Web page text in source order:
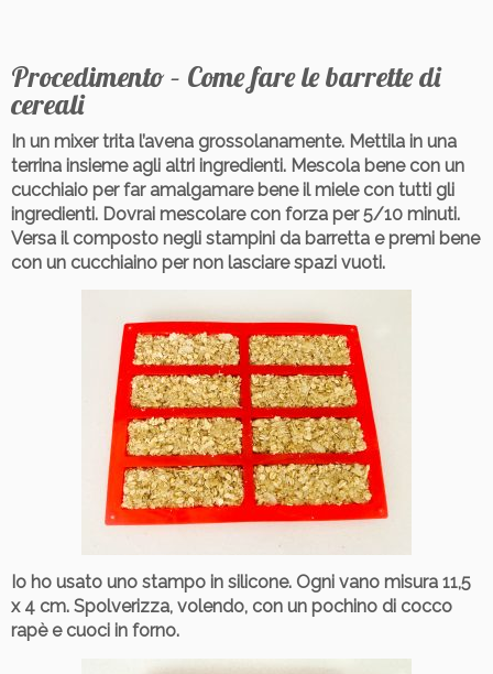
Procedimento – Come fare le barrette di
cereali
In un mixer trita l’avena grossolanamente. Mettila in una
terrina insieme agli altri ingredienti. Mescola bene con un
cucchiaio per far amalgamare bene il miele con tutti gli
ingredienti. Dovrai mescolare con forza per 5/10 minuti.
Versa il composto negli stampini da barretta e premi bene
con un cucchiaino per non lasciare spazi vuoti.
Io ho usato uno stampo in silicone. Ogni vano misura 11,5
x 4 cm. Spolverizza, volendo, con un pochino di cocco
rapè e cuoci in forno.